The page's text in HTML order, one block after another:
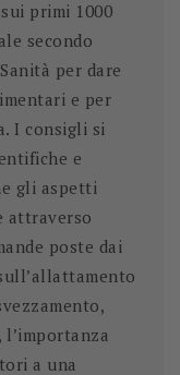
primi 1000
secondo
per dare
e per
I consigli si
e
gli aspetti
attraverso
poste dai
,
l’importanza
a una